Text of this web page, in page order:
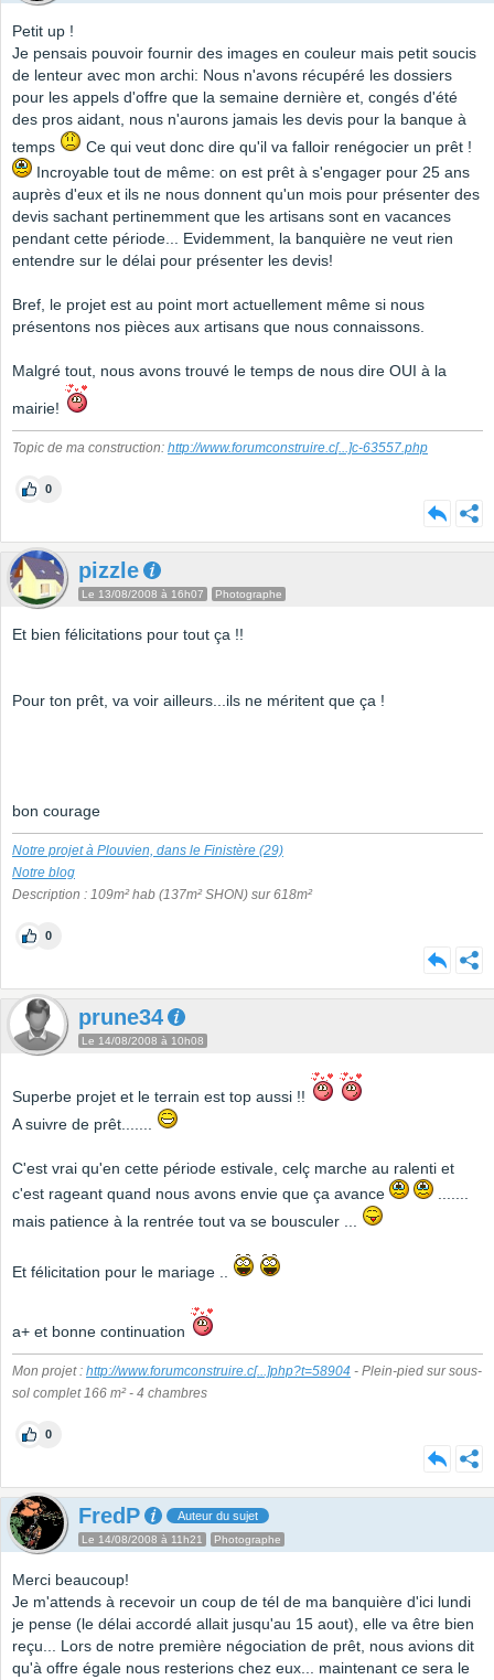
Petit up !
Je pensais pouvoir fournir des images en couleur mais petit soucis
de lenteur avec mon archi: Nous n'avons récupéré les dossiers
pour les appels d'offre que la semaine dernière et, congés d'été
des pros aidant, nous n'aurons jamais les devis pour la banque à
temps
Ce qui veut donc dire qu'il va falloir renégocier un prêt !
Incroyable tout de même: on est prêt à s'engager pour 25 ans
auprès d'eux et ils ne nous donnent qu'un mois pour présenter des
devis sachant pertinemment que les artisans sont en vacances
pendant cette période... Evidemment, la banquière ne veut rien
entendre sur le délai pour présenter les devis!
Bref, le projet est au point mort actuellement même si nous
présentons nos pièces aux artisans que nous connaissons.
Malgré tout, nous avons trouvé le temps de nous dire OUI à la
mairie!
Topic de ma construction: http://www.forumconstruire.c[...]c-63557.php
0
pizzle
Le 13/08/2008 à 16h07 Photographe
Et bien félicitations pour tout ça !!
Pour ton prêt, va voir ailleurs...ils ne méritent que ça !
bon courage
Notre projet à Plouvien, dans le Finistère (29)
Notre blog
Description : 109m² hab (137m² SHON) sur 618m²
0
prune34
Le 14/08/2008 à 10h08
Superbe projet et le terrain est top aussi !!
A suivre de prêt.......
C'est vrai qu'en cette période estivale, celç marche au ralenti et
c'est rageant quand nous avons envie que ça avance
.......
mais patience à la rentrée tout va se bousculer ...
Et félicitation pour le mariage ..
a+ et bonne continuation
Mon projet : http://www.forumconstruire.c[...]php?t=58904 - Plein-pied sur sous-
sol complet 166 m² - 4 chambres
0
FredP Auteur du sujet
Le 14/08/2008 à 11h21 Photographe
Merci beaucoup!
Je m'attends à recevoir un coup de tél de ma banquière d'ici lundi
je pense (le délai accordé allait jusqu'au 15 aout), elle va être bien
reçu... Lors de notre première négociation de prêt, nous avions dit
qu'à offre égale nous resterions chez eux... maintenant ce sera le